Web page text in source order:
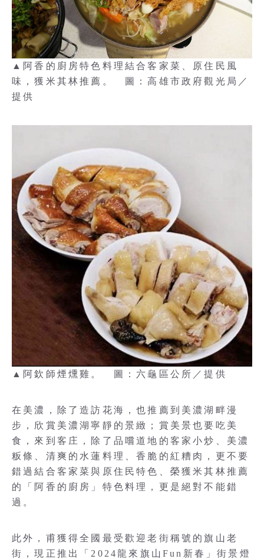
▲阿香的廚房特色料理結合客家菜、原住民風
味，獲米其林推薦。 圖：高雄市政府觀光局／
提供
▲阿欽師煙燻雞。 圖：六龜區公所／提供
在美濃，除了造訪花海，也推薦到美濃湖畔漫
步，欣賞美濃湖寧靜的景緻；賞美景也要吃美
食，來到客庄，除了品嚐道地的客家小炒、美濃
粄條、清爽的水蓮料理、香脆的紅糟肉，更不要
錯過結合客家菜與原住民特色、榮獲米其林推薦
的「阿香的廚房」特色料理，更是絕對不能錯
過。
此外，甫獲得全國最受歡迎老街稱號的旗山老
街，現正推出「2024龍來旗山Fun新春」街景燈